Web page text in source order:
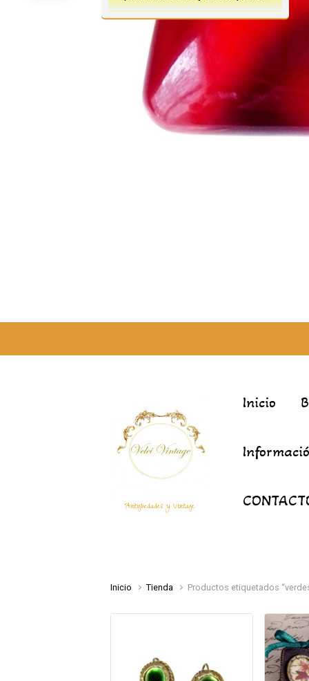
Antigüedades y Vintage
Inicio
Inicio Tienda Productos etiquetados